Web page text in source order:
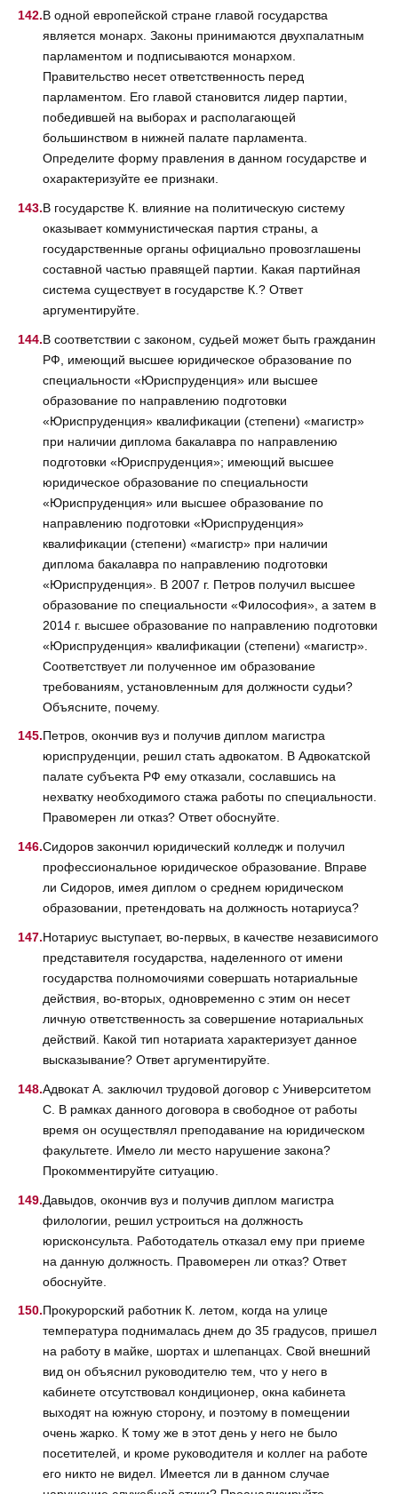
В одной европейской стране главой государства
является монарх. Законы принимаются двухпалатным
парламентом и подписываются монархом.
Правительство несет ответственность перед
парламентом. Его главой становится лидер партии,
победившей на выборах и располагающей
большинством в нижней палате парламента.
Определите форму правления в данном государстве и
охарактеризуйте ее признаки.
В государстве К. влияние на политическую систему
оказывает коммунистическая партия страны, а
государственные органы официально провозглашены
составной частью правящей партии. Какая партийная
система существует в государстве К.? Ответ
аргументируйте.
В соответствии с законом, судьей может быть гражданин
РФ, имеющий высшее юридическое образование по
специальности «Юриспруденция» или высшее
образование по направлению подготовки
«Юриспруденция» квалификации (степени) «магистр»
при наличии диплома бакалавра по направлению
подготовки «Юриспруденция»; имеющий высшее
юридическое образование по специальности
«Юриспруденция» или высшее образование по
направлению подготовки «Юриспруденция»
квалификации (степени) «магистр» при наличии
диплома бакалавра по направлению подготовки
«Юриспруденция». В 2007 г. Петров получил высшее
образование по специальности «Философия», а затем в
2014 г. высшее образование по направлению подготовки
«Юриспруденция» квалификации (степени) «магистр».
Соответствует ли полученное им образование
требованиям, установленным для должности судьи?
Объясните, почему.
Петров, окончив вуз и получив диплом магистра
юриспруденции, решил стать адвокатом. В Адвокатской
палате субъекта РФ ему отказали, сославшись на
нехватку необходимого стажа работы по специальности.
Правомерен ли отказ? Ответ обоснуйте.
Сидоров закончил юридический колледж и получил
профессиональное юридическое образование. Вправе
ли Сидоров, имея диплом о среднем юридическом
образовании, претендовать на должность нотариуса?
Нотариус выступает, во-первых, в качестве независимого
представителя государства, наделенного от имени
государства полномочиями совершать нотариальные
действия, во-вторых, одновременно с этим он несет
личную ответственность за совершение нотариальных
действий. Какой тип нотариата характеризует данное
высказывание? Ответ аргументируйте.
Адвокат А. заключил трудовой договор с Университетом
С. В рамках данного договора в свободное от работы
время он осуществлял преподавание на юридическом
факультете. Имело ли место нарушение закона?
Прокомментируйте ситуацию.
Давыдов, окончив вуз и получив диплом магистра
филологии, решил устроиться на должность
юрисконсульта. Работодатель отказал ему при приеме
на данную должность. Правомерен ли отказ? Ответ
обоснуйте.
Прокурорский работник К. летом, когда на улице
температура поднималась днем до 35 градусов, пришел
на работу в майке, шортах и шлепанцах. Свой внешний
вид он объяснил руководителю тем, что у него в
кабинете отсутствовал кондиционер, окна кабинета
выходят на южную сторону, и поэтому в помещении
очень жарко. К тому же в этот день у него не было
посетителей, и кроме руководителя и коллег на работе
его никто не видел. Имеется ли в данном случае